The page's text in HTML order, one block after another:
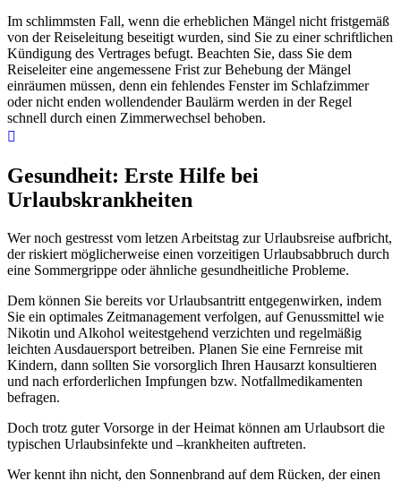
Im schlimmsten Fall, wenn die erheblichen Mängel nicht fristgemäß
von der Reiseleitung beseitigt wurden, sind Sie zu einer schriftlichen
Kündigung des Vertrages befugt. Beachten Sie, dass Sie dem
Reiseleiter eine angemessene Frist zur Behebung der Mängel
einräumen müssen, denn ein fehlendes Fenster im Schlafzimmer
oder nicht enden wollendender Baulärm werden in der Regel
schnell durch einen Zimmerwechsel behoben.
Gesundheit: Erste Hilfe bei
Urlaubskrankheiten
Wer noch gestresst vom letzen Arbeitstag zur Urlaubsreise aufbricht,
der riskiert möglicherweise einen vorzeitigen Urlaubsabbruch durch
eine Sommergrippe oder ähnliche gesundheitliche Probleme.
Dem können Sie bereits vor Urlaubsantritt entgegenwirken, indem
Sie ein optimales Zeitmanagement verfolgen, auf Genussmittel wie
Nikotin und Alkohol weitestgehend verzichten und regelmäßig
leichten Ausdauersport betreiben. Planen Sie eine Fernreise mit
Kindern, dann sollten Sie vorsorglich Ihren Hausarzt konsultieren
und nach erforderlichen Impfungen bzw. Notfallmedikamenten
befragen.
Doch trotz guter Vorsorge in der Heimat können am Urlaubsort die
typischen Urlaubsinfekte und –krankheiten auftreten.
Wer kennt ihn nicht, den Sonnenbrand auf dem Rücken, der einen